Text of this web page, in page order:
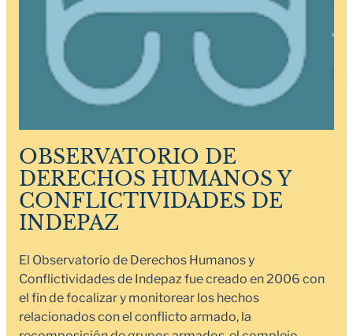
OBSERVATORIO DE
DERECHOS HUMANOS Y
CONFLICTIVIDADES DE
INDEPAZ
El Observatorio de Derechos Humanos y
Conflictividades de Indepaz fue creado en 2006 con
el fin de focalizar y monitorear los hechos
relacionados con el conflicto armado, la